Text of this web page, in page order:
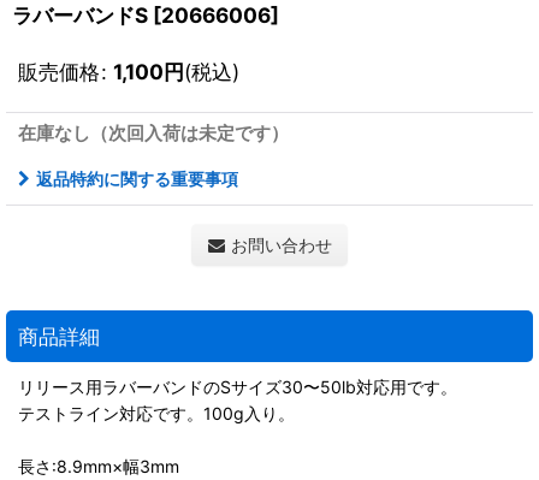
ラバーバンドS [20666006]
販売価格: 1,100円(税込)
在庫なし（次回入荷は未定です）
返品特約に関する重要事項
お問い合わせ
商品詳細
リリース用ラバーバンドのSサイズ30〜50lb対応用です。
テストライン対応です。100g入り。
長さ:8.9mm×幅3mm